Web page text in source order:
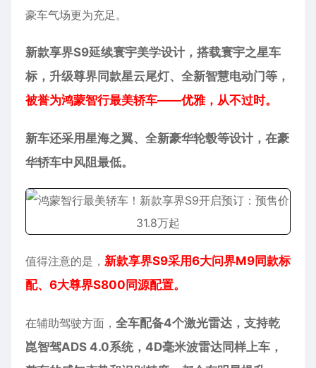
豪车气场更为充足。
新款享界S9延续寰宇美学设计，搭载寰宇之星车
标，升级尊界同款星云尾灯、全新智慧电动门等，
被誉为鸿蒙智行最美轿车——优雅，从不过时。
新车还采用星海之翼、全新豪华轮毂等设计，在豪
华轿车中风阻最低。
值得注意的是， 新款享界S9采用6大问界M9同款标
配、6大尊界S800同源配置。
在辅助驾驶方面， 全车配备4个激光雷达，支持乾
崑智驾ADS 4.0系统，4D毫米波雷达同样上车，